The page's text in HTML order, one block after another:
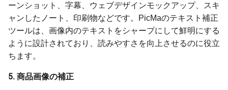
ーンショット、字幕、ウェブデザインモックアップ、スキ
ャンしたノート、印刷物などです。PicMaのテキスト補正
ツールは、画像内のテキストをシャープにして鮮明にする
ように設計されており、読みやすさを向上させるのに役立
ちます。
5. 商品画像の補正